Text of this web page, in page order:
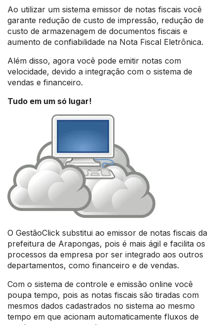
Ao utilizar um sistema emissor de notas fiscais você
garante redução de custo de impressão, redução de
custo de armazenagem de documentos fiscais e
aumento de confiabilidade na Nota Fiscal Eletrônica.
Além disso, agora você pode emitir notas com
velocidade, devido a integração com o sistema de
vendas e financeiro.
Tudo em um só lugar!
O GestãoClick substitui ao emissor de notas fiscais da
prefeitura de Arapongas, pois é mais ágil e facilita os
processos da empresa por ser integrado aos outros
departamentos, como financeiro e de vendas.
Com o sistema de controle e emissão online você
poupa tempo, pois as notas fiscais são tiradas com
mesmos dados cadastrados no sistema ao mesmo
tempo em que acionam automaticamente fluxos de